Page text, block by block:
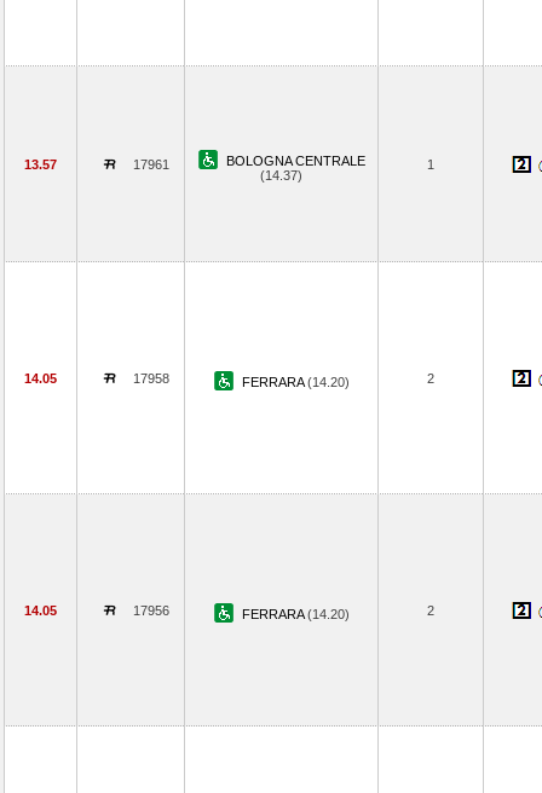
13.57 17961
BOLOGNA CENTRALE
(14.37)
1
14.05 17958 FERRARA(14.20) 2
14.05 17956 FERRARA(14.20) 2